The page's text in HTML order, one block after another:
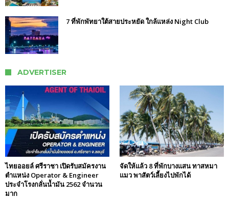
7 ที่พักพัทยาใต้สายประหยัด ใกล้แหล่ง Night Club
ADVERTISER
ไทยออยล์ ศรีราชา เปิดรับสมัครงาน
ตำแหน่ง Operator & Engineer
ประจำโรงกลั่นน้ำมัน 2562 จำนวน
มาก
จัดให้แล้ว 8 ที่พักบางแสน ทาสหมา
แมว พาสัตว์เลี้ยงไปพักได้